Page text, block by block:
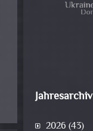
2026 (43)